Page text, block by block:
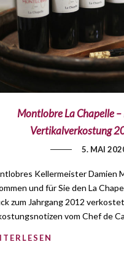
Montlobre La Chapelle
Vertikalverkostung
5. MAI
Kellermeister Damien
und für Sie den La
zum Jahrgang 2012
vom Chef de